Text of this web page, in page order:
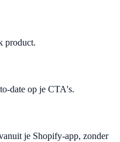
product.
date op je CTA's.
je Shopify-app, zonder